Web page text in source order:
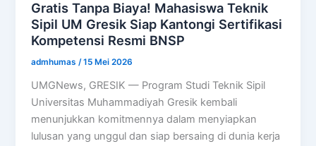
Gratis Tanpa Biaya! Mahasiswa Teknik
Sipil UM Gresik Siap Kantongi Sertifikasi
Kompetensi Resmi BNSP
admhumas/15 Mei 2026
UMGNews, GRESIK — Program Studi Teknik Sipil
Universitas Muhammadiyah Gresik kembali
menunjukkan komitmennya dalam menyiapkan
lulusan yang unggul dan siap bersaing di dunia kerja